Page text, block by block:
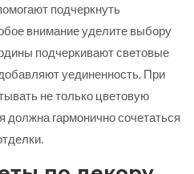
подчеркнуть
внимание уделите выбору
подчеркивают световые
уединенность. При
не только цветовую
должна гармонично сочетаться